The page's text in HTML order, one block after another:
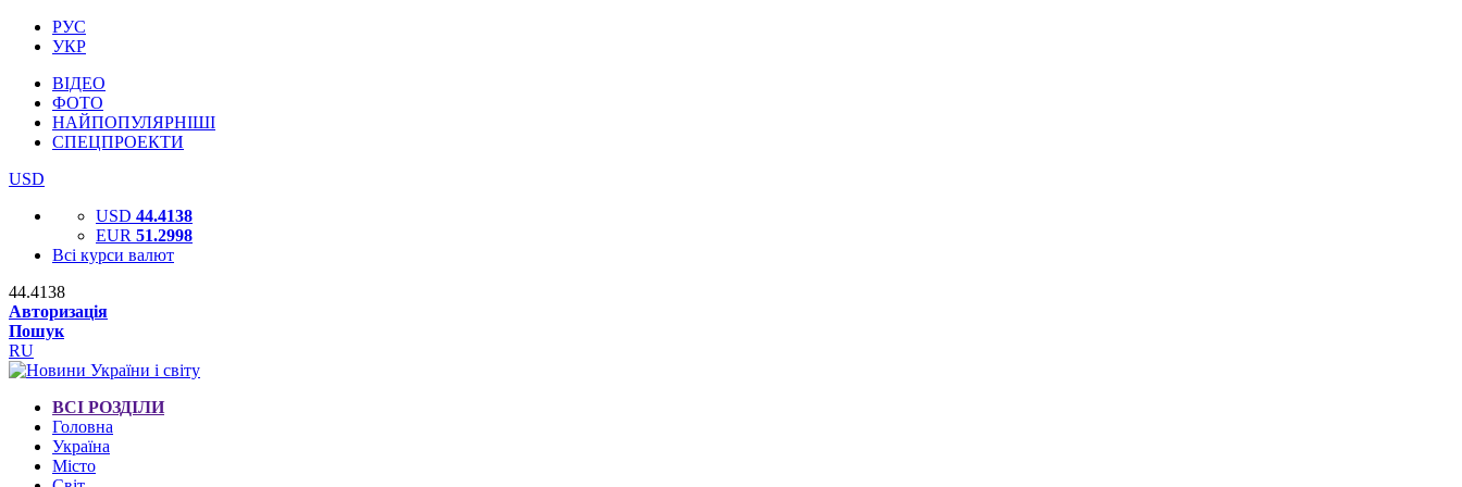
РУС
УКР
ВІДЕО
ФОТО
НАЙПОПУЛЯРНІШІ
СПЕЦПРОЕКТИ
USD
USD 44.4138
EUR 51.2998
Всі курси валют
44.4138
Авторизація
Пошук
RU
ВСІ РОЗДІЛИ
Головна
Україна
Місто